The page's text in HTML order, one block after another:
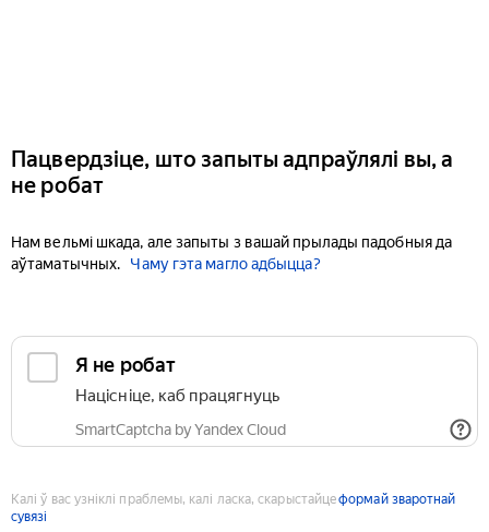
Пацвердзіце, што запыты адпраўлялі вы, а
не робат
Нам вельмі шкада, але запыты з вашай прылады падобныя да
аўтаматычных.
Чаму гэта магло адбыцца?
Я не робат
Націсніце, каб працягнуць
SmartCaptcha by Yandex Cloud
Калі ў вас узніклі праблемы, калі ласка, скарыстайцеформай зваротнай
сувязі